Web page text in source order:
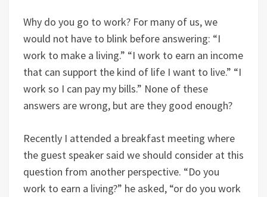
Why do you go to work? For many of us, we
would not have to blink before answering: “I
work to make a living.” “I work to earn an income
that can support the kind of life I want to live.” “I
work so I can pay my bills.” None of these
answers are wrong, but are they good enough?
Recently I attended a breakfast meeting where
the guest speaker said we should consider at this
question from another perspective. “Do you
work to earn a living?” he asked, “or do you work